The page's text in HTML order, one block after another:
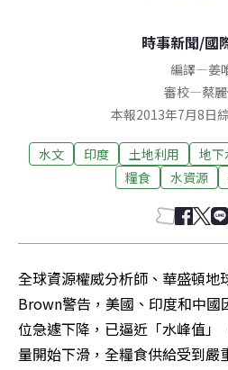
時事新聞/國
編譯—姜
審校—蔡
本報2013年7月8日
水文 印度 土地利用 地下
糧食
水資源
全球資源權威分析師、華盛頓
Brown警告，美國、印度和中國
位急遽下降，已逼近「水峰值
量開始下滑，全糧食供給受到嚴